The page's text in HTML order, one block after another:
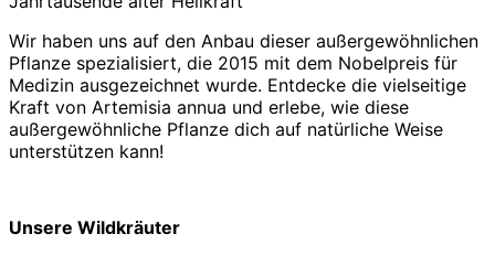
Wir haben uns auf den Anbau dieser außergewöhnlichen
Pflanze spezialisiert, die 2015 mit dem Nobelpreis für
Medizin ausgezeichnet wurde. Entdecke die vielseitige
Kraft von Artemisia annua und erlebe, wie diese
außergewöhnliche Pflanze dich auf natürliche Weise
unterstützen kann!
Unsere Wildkräuter